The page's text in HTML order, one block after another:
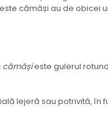
cămăși au de
cămășieste gulerul
lejeră sau potrivită,